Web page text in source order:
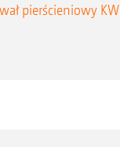
pierścieniowy KW